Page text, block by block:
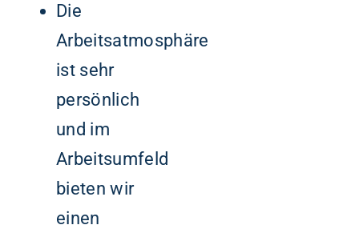
Die
Arbeitsatmosphäre
ist sehr
persönlich
und im
Arbeitsumfeld
bieten wir
einen